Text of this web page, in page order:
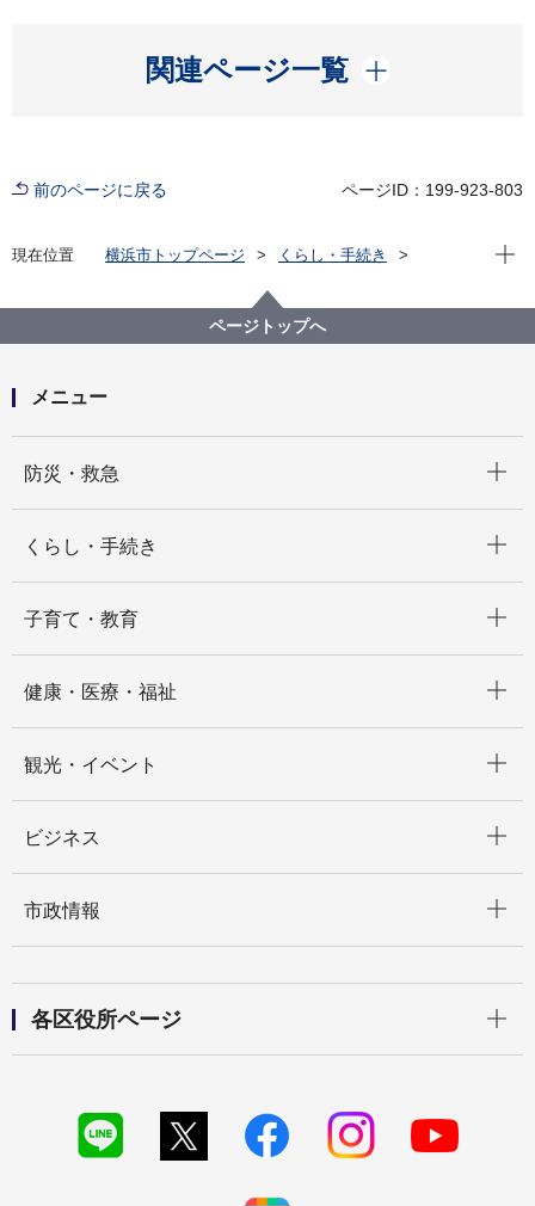
関連ページ一覧
開く
前のページに戻る ページID：199-923-803
現在位置 横浜市トップページ
くらし・手続き
持続可能な住宅地推進プロジェクト
磯子区洋光台周辺地区
現在
ページトップへ
メニュー
防災・救急
くらし・手続き
子育て・教育
健康・医療・福祉
観光・イベント
ビジネス
市政情報
各区役所ページ